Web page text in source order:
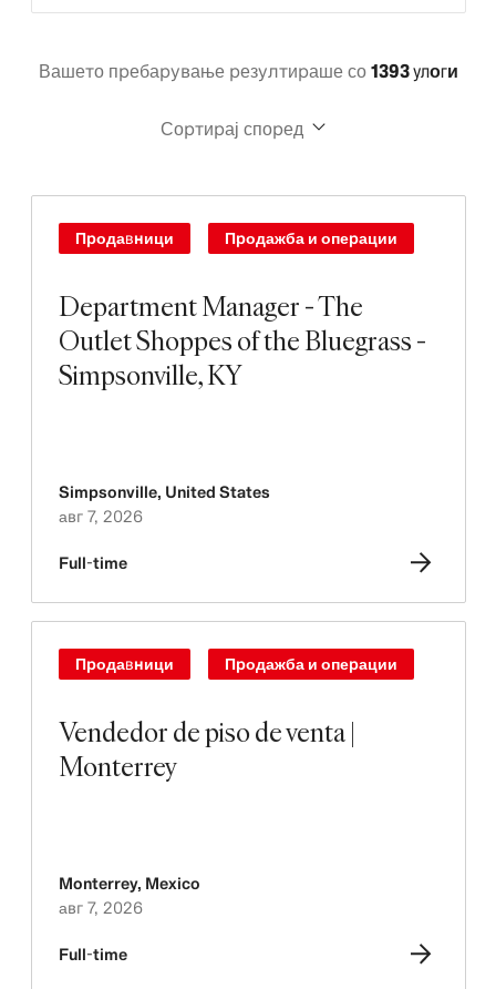
Вашето пребарување резултираше со 1393 улоги
Сортирај според
Department Manager - The
Outlet Shoppes of the Bluegrass -
Simpsonville, KY
Продавници Продажба и операции
Simpsonville, United States
авг 7, 2026
Full-time
Vendedor de piso de venta |
Monterrey
Продавници Продажба и операции
Monterrey, Mexico
авг 7, 2026
Full-time